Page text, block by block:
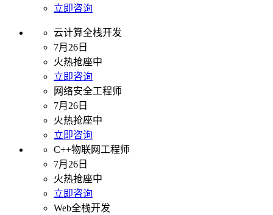
立即咨询
云计算全栈开发
7月26日
火热抢座中
立即咨询
网络安全工程师
7月26日
火热抢座中
立即咨询
C++物联网工程师
7月26日
火热抢座中
立即咨询
Web全栈开发